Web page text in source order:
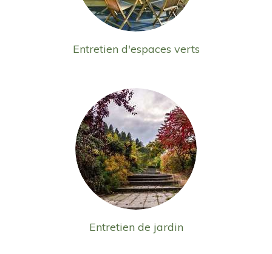
Entretien d'espaces verts
Entretien de jardin